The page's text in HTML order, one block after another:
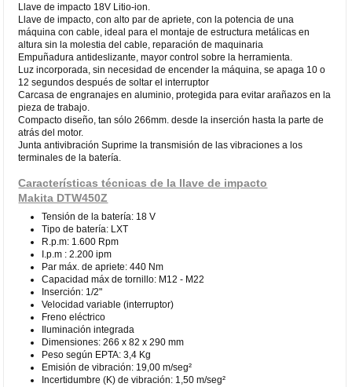
Llave de impacto 18V Litio-ion.
Llave de impacto, con alto par de apriete, con la potencia de una
máquina con cable, ideal para el montaje de estructura metálicas en
altura sin la molestia del cable, reparación de maquinaria
Empuñadura antideslizante, mayor control sobre la herramienta.
Luz incorporada, sin necesidad de encender la máquina, se apaga 10 o
12 segundos después de soltar el interruptor
Carcasa de engranajes en aluminio, protegida para evitar arañazos en la
pieza de trabajo.
Compacto diseño, tan sólo 266mm. desde la inserción hasta la parte de
atrás del motor.
Junta antivibración Suprime la transmisión de las vibraciones a los
terminales de la batería.
Características técnicas de la llave de impacto
Makita DTW450Z
Tensión de la batería: 18 V
Tipo de batería: LXT
R.p.m: 1.600 Rpm
I.p.m : 2.200 ipm
Par máx. de apriete: 440 Nm
Capacidad máx de tornillo: M12 - M22
Inserción: 1/2"
Velocidad variable (interruptor)
Freno eléctrico
Iluminación integrada
Dimensiones: 266 x 82 x 290 mm
Peso según EPTA: 3,4 Kg
Emisión de vibración: 19,00 m/seg²
Incertidumbre (K) de vibración: 1,50 m/seg²